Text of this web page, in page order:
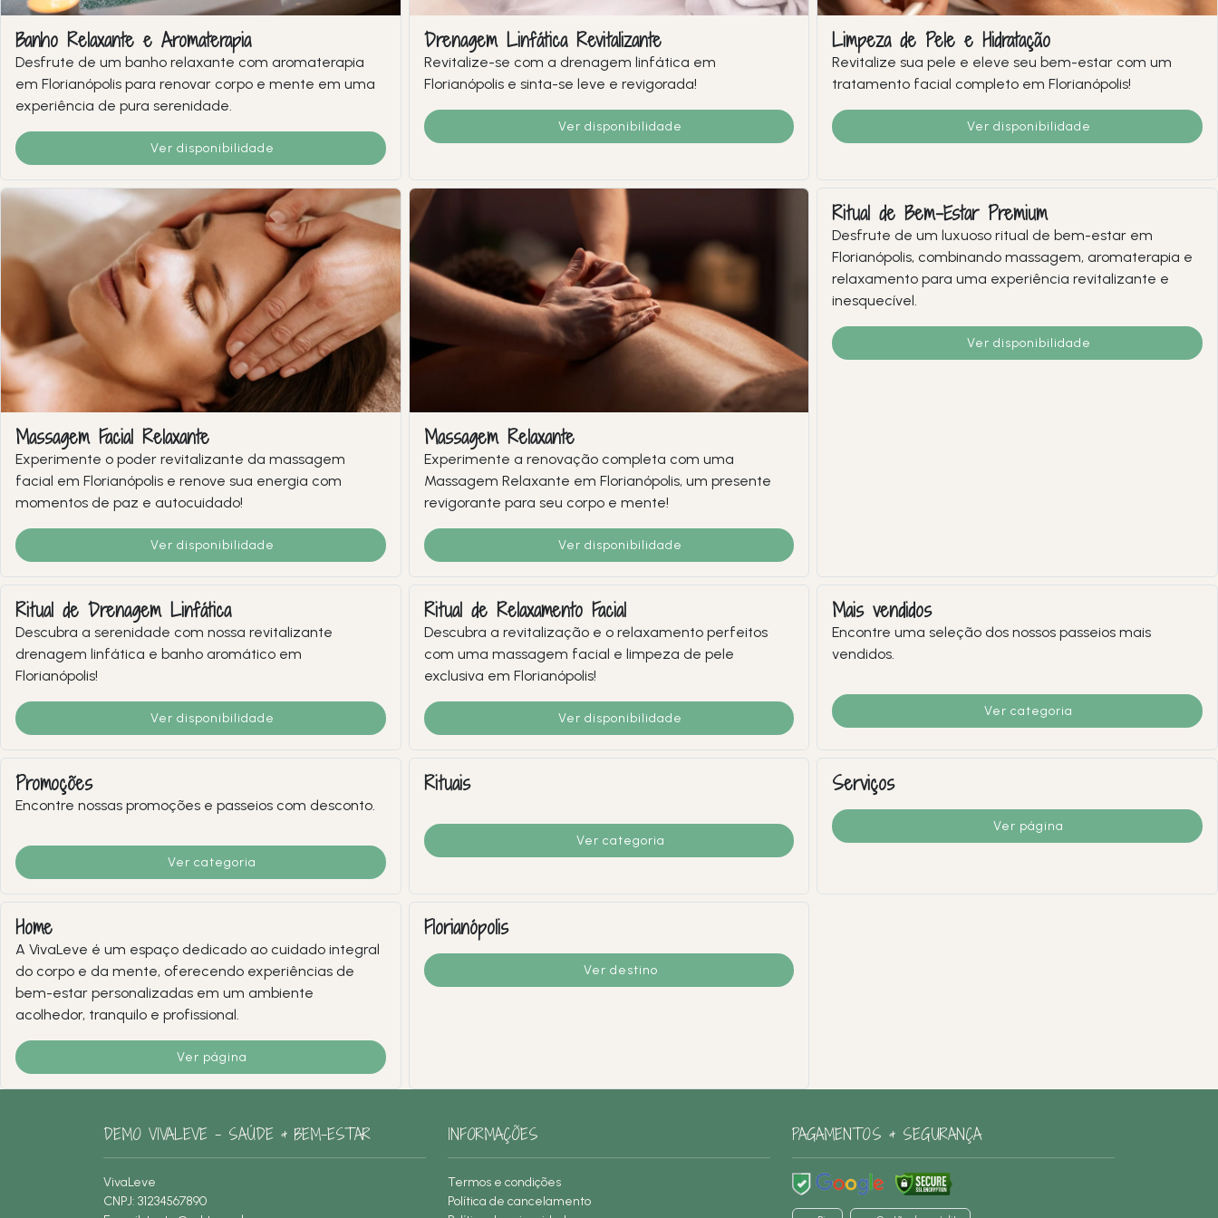
Banho Relaxante e Aromaterapia
Desfrute de um banho relaxante com aromaterapia
em Florianópolis para renovar corpo e mente em uma
experiência de pura serenidade.
Ver disponibilidade
Drenagem Linfática Revitalizante
Revitalize-se com a drenagem linfática em
Florianópolis e sinta-se leve e revigorada!
Ver disponibilidade
Limpeza de Pele e Hidratação
Revitalize sua pele e eleve seu bem-estar com um
tratamento facial completo em Florianópolis!
Ver disponibilidade
Massagem Facial Relaxante
Experimente o poder revitalizante da massagem
facial em Florianópolis e renove sua energia com
momentos de paz e autocuidado!
Ver disponibilidade
Massagem Relaxante
Experimente a renovação completa com uma
Massagem Relaxante em Florianópolis, um presente
revigorante para seu corpo e mente!
Ver disponibilidade
Ritual de Bem-Estar Premium
Desfrute de um luxuoso ritual de bem-estar em
Florianópolis, combinando massagem, aromaterapia e
relaxamento para uma experiência revitalizante e
inesquecível.
Ver disponibilidade
Ritual de Drenagem Linfática
Descubra a serenidade com nossa revitalizante
drenagem linfática e banho aromático em
Florianópolis!
Ver disponibilidade
Ritual de Relaxamento Facial
Descubra a revitalização e o relaxamento perfeitos
com uma massagem facial e limpeza de pele
exclusiva em Florianópolis!
Ver disponibilidade
Mais vendidos
Encontre uma seleção dos nossos passeios mais
vendidos.
Ver categoria
Promoções
Encontre nossas promoções e passeios com desconto.
Ver categoria
Rituais
Ver categoria
Serviços
Ver página
Home
A VivaLeve é um espaço dedicado ao cuidado integral
do corpo e da mente, oferecendo experiências de
bem-estar personalizadas em um ambiente
acolhedor, tranquilo e profissional.
Ver página
Florianópolis
Ver destino
DEMO VIVALEVE – SAÚDE & BEM-ESTAR
VivaLeve
CNPJ: 31234567890
INFORMAÇÕES
Termos e condições
Política de cancelamento
PAGAMENTOS & SEGURANÇA